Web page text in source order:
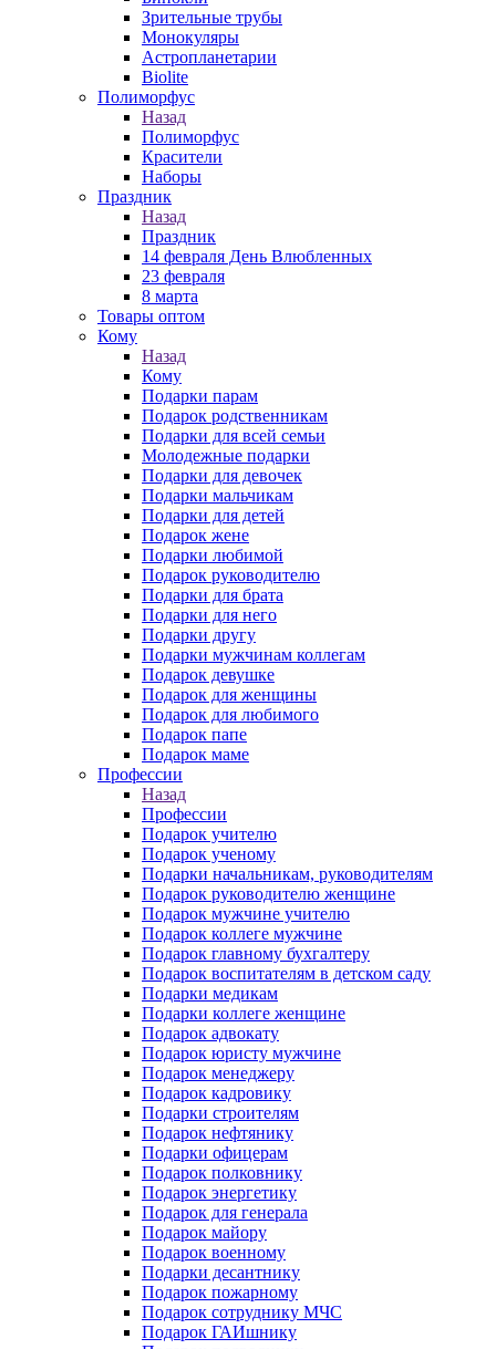
Зрительные трубы
Монокуляры
Астропланетарии
Biolite
Полиморфус
Назад
Полиморфус
Красители
Наборы
Праздник
Назад
Праздник
14 февраля День Влюбленных
23 февраля
8 марта
Товары оптом
Кому
Назад
Кому
Подарки парам
Подарок родственникам
Подарки для всей семьи
Молодежные подарки
Подарки для девочек
Подарки мальчикам
Подарки для детей
Подарок жене
Подарки любимой
Подарок руководителю
Подарки для брата
Подарки для него
Подарки другу
Подарки мужчинам коллегам
Подарок девушке
Подарок для женщины
Подарок для любимого
Подарок папе
Подарок маме
Профессии
Назад
Профессии
Подарок учителю
Подарок ученому
Подарки начальникам, руководителям
Подарок руководителю женщине
Подарок мужчине учителю
Подарок коллеге мужчине
Подарок главному бухгалтеру
Подарок воспитателям в детском саду
Подарки медикам
Подарки коллеге женщине
Подарок адвокату
Подарок юристу мужчине
Подарок менеджеру
Подарок кадровику
Подарки строителям
Подарок нефтянику
Подарки офицерам
Подарок полковнику
Подарок энергетику
Подарок для генерала
Подарок майору
Подарок военному
Подарки десантнику
Подарок пожарному
Подарок сотруднику МЧС
Подарок ГАИшнику